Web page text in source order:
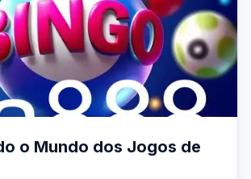
o Mundo dos Jogos de